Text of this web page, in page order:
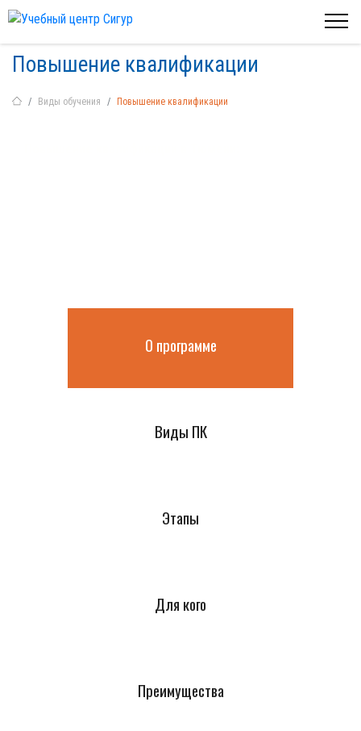
Повышение квалификации
Виды обучения Повышение квалификации
О программе
Виды ПК
Этапы
Для кого
Преимущества